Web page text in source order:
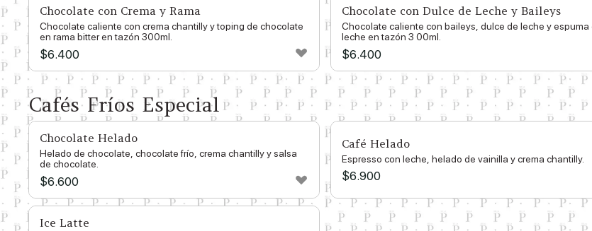
Chocolate con Crema y Rama
Chocolate caliente con crema chantilly y toping de chocolate
en rama bitter en tazón 300ml.
$6.400
Chocolate con Dulce de Leche y Baileys
Chocolate caliente con baileys, dulce de leche y espuma
leche en tazón 3 00ml.
$6.400
Cafés Fríos Especial
Chocolate Helado
Helado de chocolate, chocolate frío, crema chantilly y salsa
de chocolate.
$6.600
Café Helado
Espresso con leche, helado de vainilla y crema chantilly.
$6.900
Ice Latte